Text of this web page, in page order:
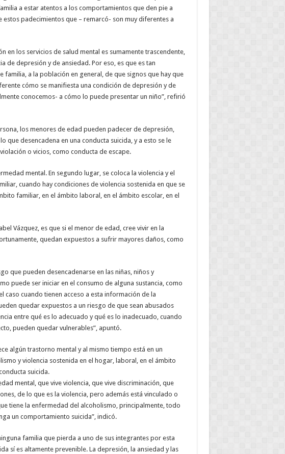
a estar atentos a los comportamientos que den pie a
padecimientos que – remarcó- son muy diferentes a
en los servicios de salud mental es sumamente trascendente,
de depresión y de ansiedad. Por eso, es que es tan
familia, a la población en general, de que signos que hay que
cómo se manifiesta una condición de depresión y de
conocemos- a cómo lo puede presentar un niño”, refirió
los menores de edad pueden padecer de depresión,
que desencadena en una conducta suicida, y a esto se le
o vicios, como conducta de escape.
mental. En segundo lugar, se coloca la violencia y el
cuando hay condiciones de violencia sostenida en que se
familiar, en el ámbito laboral, en el ámbito escolar, en el
Vázquez, es que si el menor de edad, cree vivir en la
quedan expuestos a sufrir mayores daños, como
que pueden desencadenarse en las niñas, niños y
puede ser iniciar en el consumo de alguna sustancia, como
caso cuando tienen acceso a esta información de la
quedar expuestos a un riesgo de que sean abusados
entre qué es lo adecuado y qué es lo inadecuado, cuando
pueden quedar vulnerables”, apuntó.
algún trastorno mental y al mismo tiempo está en un
y violencia sostenida en el hogar, laboral, en el ámbito
suicida.
mental, que vive violencia, que vive discriminación, que
de lo que es la violencia, pero además está vinculado o
tiene la enfermedad del alcoholismo, principalmente, todo
un comportamiento suicida”, indicó.
familia que pierda a uno de sus integrantes por esta
sí es altamente prevenible. La depresión, la ansiedad y las